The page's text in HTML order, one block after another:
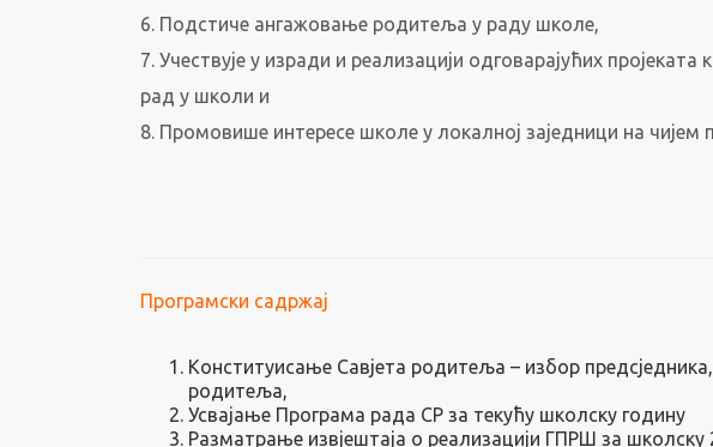
6. Подстиче ангажовање родитеља у раду школе,
7. Учествује у изради и реализацији одговарајућих
рад у школи и
8. Промовише интересе школе у локалној заједници на чијем
Програмски садржај
Конституисање Савјета родитеља – избор
родитеља,
Усвајање Програма рада СР за текућу школску годину
Разматрање извјештаја о реализацији ГПРШ за школску